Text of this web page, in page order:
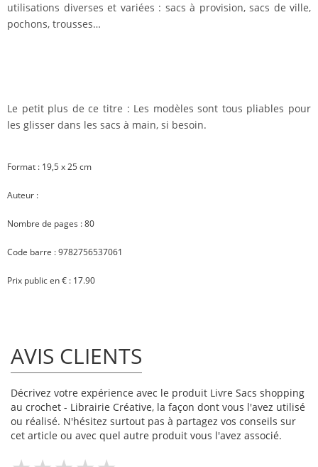
utilisations diverses et variées : sacs à provision, sacs de ville,
pochons, trousses…
Le petit plus de ce titre : Les modèles sont tous pliables pour
les glisser dans les sacs à main, si besoin.
Format : 19,5 x 25 cm
Auteur :
Nombre de pages : 80
Code barre : 9782756537061
Prix public en € : 17.90
AVIS CLIENTS
Décrivez votre expérience avec le produit Livre Sacs shopping
au crochet - Librairie Créative, la façon dont vous l'avez utilisé
ou réalisé. N'hésitez surtout pas à partagez vos conseils sur
cet article ou avec quel autre produit vous l'avez associé.